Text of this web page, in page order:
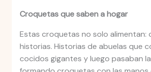
Croquetas que saben a hogar
Estas croquetas no solo alimentan:
historias. Historias de abuelas que
cocidos gigantes y luego pasaban